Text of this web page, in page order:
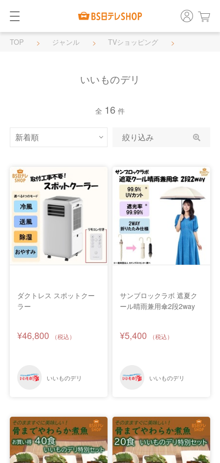
TOP ジャンル
TVショッピング
いいものデリ
全 16 件
絞り込み
ダクトレス スポットクー
ラー
¥46,800
サンブロックラボ 遮夏ク
ール晴雨兼用傘2段2way
¥5,400